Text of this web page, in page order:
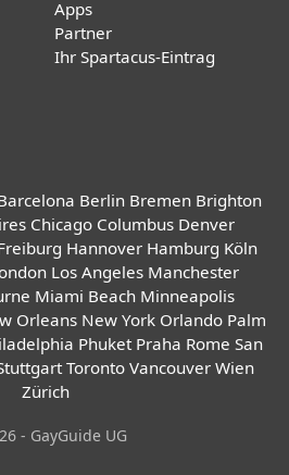
Apps
Partner
Ihr Spartacus-Eintrag
Berlin Bremen Brighton
Chicago Columbus Denver
Hannover Hamburg Köln
Los Angeles Manchester
Miami Beach Minneapolis
Orleans New York Orlando Palm
Phuket Praha Rome San
Toronto Vancouver Wien
Zürich
- GayGuide UG